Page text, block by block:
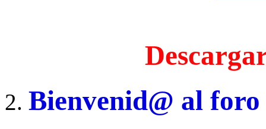
Bienvenid@ al